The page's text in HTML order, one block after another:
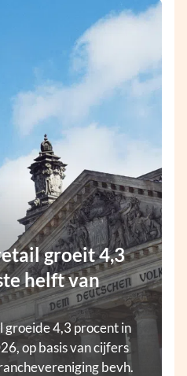
groeit 4,3
helft van
groeide 4,3 procent in
op basis van cijfers
bevh.